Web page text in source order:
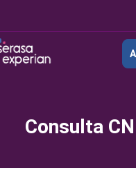
Consulta